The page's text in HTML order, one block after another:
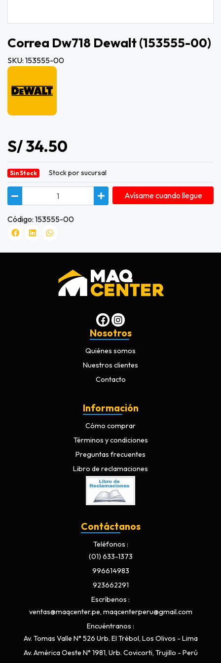
Correa Dw718 Dewalt (153555-00)
SKU: 153555-00
S/ 34.50
Sin Stock Stock por sucursal
Avísame cuando llegue
Código: 153555-00
Nosotros
Quiénes somos
Nuestros clientes
Contacto
Información
Cómo comprar
Términos y condiciones
Preguntas frecuentes
Libro de reclamaciones
Contáctanos
Teléfonos
(01) 633-1373
996614983
923662291
Escríbenos
ventas@maqcenter.pe, maqcenterperu@gmail.com
Encuéntranos
Av. Tomas Valle N° 526 Urb. El Trébol, Los Olivos - Lima
Av. América Oeste N° 1981, Urb. Covicorti, Trujillo - Perú